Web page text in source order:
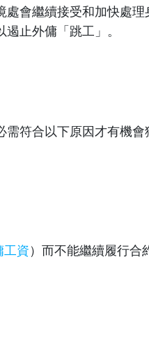
會繼續接受和加快處
止外傭「跳工」。
符合以下原因才有機會
工資）而不能繼續履行合